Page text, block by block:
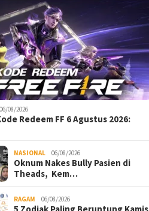
06/08/2026
Redeem FF 6 Agustus 2026:
NASIONAL 06/08/2026
Oknum Nakes Bully Pasien di
Theads, Kem…
RAGAM 06/08/2026